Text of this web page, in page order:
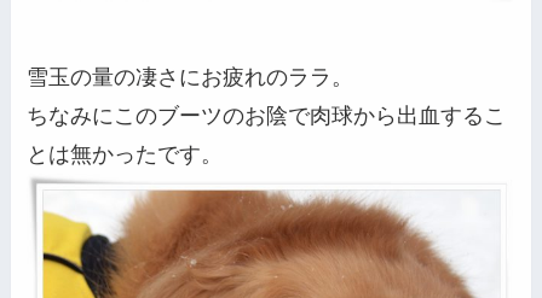
雪玉の量の凄さにお疲れのララ。
ちなみにこのブーツのお陰で肉球から出血するこ
とは無かったです。